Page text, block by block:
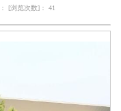
[浏览次数]： 41